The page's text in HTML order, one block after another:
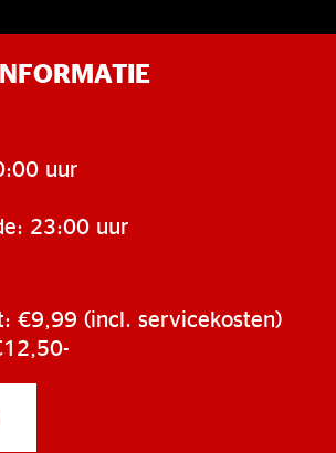
uur
23:00 uur
€9,99 (incl. servicekosten)